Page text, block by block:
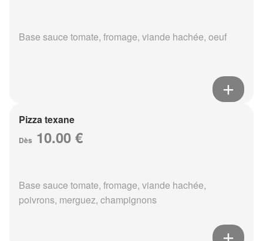
Base sauce tomate, fromage, viande hachée, oeuf
Pizza texane
Dès 10.00 €
Base sauce tomate, fromage, viande hachée,
poivrons, merguez, champignons